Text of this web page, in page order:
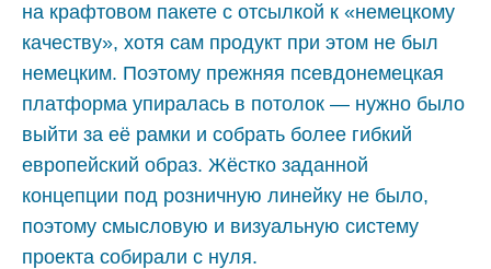
на крафтовом пакете с отсылкой к «немецкому
качеству», хотя сам продукт при этом не был
немецким. Поэтому прежняя псевдонемецкая
платформа упиралась в потолок — нужно было
выйти за её рамки и собрать более гибкий
европейский образ. Жёстко заданной
концепции под розничную линейку не было,
поэтому смысловую и визуальную систему
проекта собирали с нуля.